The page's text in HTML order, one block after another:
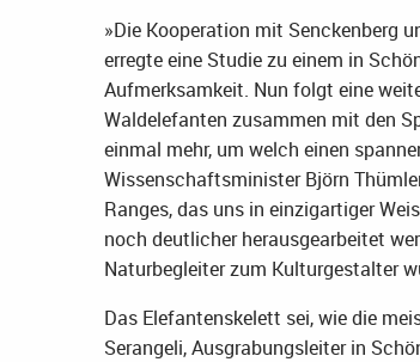
»Die Kooperation mit Senckenberg
erregte eine Studie zu einem in
Aufmerksamkeit. Nun folgt eine
Waldelefanten zusammen mit den
einmal mehr, um welch einen
Wissenschaftsminister Björn
Ranges, das uns in einzigartiger
noch deutlicher herausgearbeitet
Naturbegleiter zum Kulturgestalter
Das Elefantenskelett sei, wie die
Serangeli, Ausgrabungsleiter in